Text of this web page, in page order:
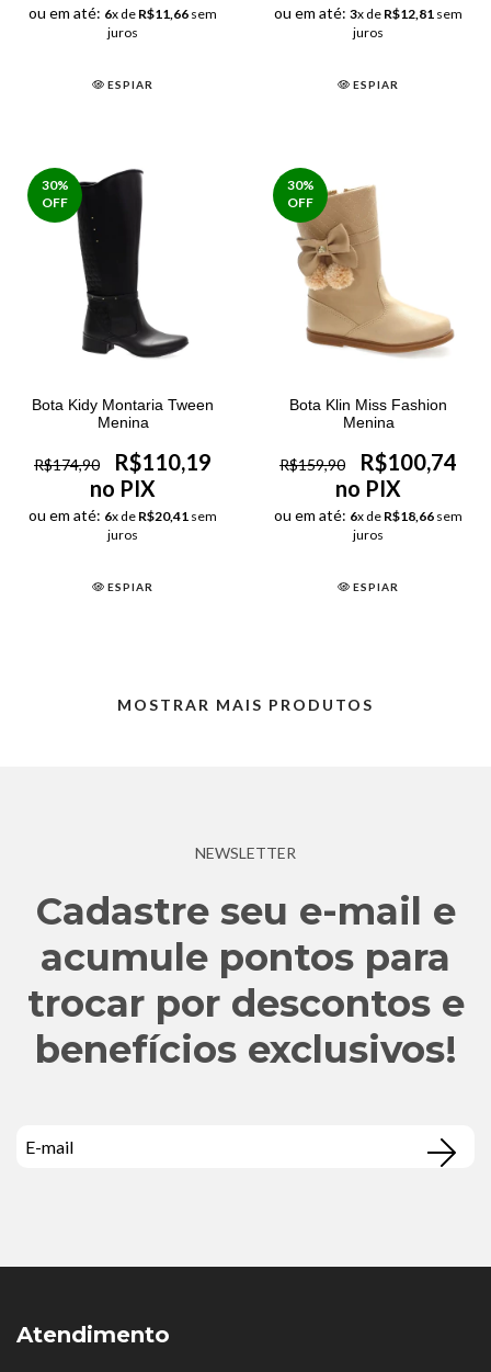
ou em até: 6x de R$11,66 sem
juros
ESPIAR
ou em até: 3x de R$12,81 sem
juros
ESPIAR
30%
OFF
Bota Kidy Montaria Tween
Menina
R$174,90
R$110,19
no PIX
ou em até: 6x de R$20,41 sem
juros
ESPIAR
30%
OFF
Bota Klin Miss Fashion
Menina
R$159,90
R$100,74
no PIX
ou em até: 6x de R$18,66 sem
juros
ESPIAR
MOSTRAR MAIS PRODUTOS
NEWSLETTER
Cadastre seu e-mail e
acumule pontos para
trocar por descontos e
benefícios exclusivos!
Atendimento